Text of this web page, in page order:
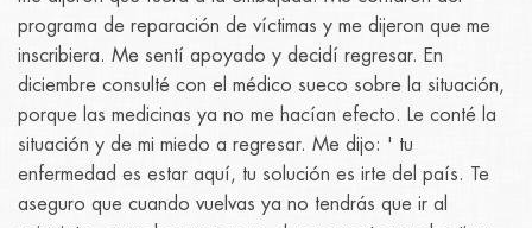
programa de reparación de víctimas y me dijeron que me
inscribiera. Me sentí apoyado y decidí regresar. En
diciembre consulté con el médico sueco sobre la situación,
porque las medicinas ya no me hacían efecto. Le conté la
situación y de mi miedo a regresar. Me dijo: ' tu
enfermedad es estar aquí, tu solución es irte del país. Te
aseguro que cuando vuelvas ya no tendrás que ir al